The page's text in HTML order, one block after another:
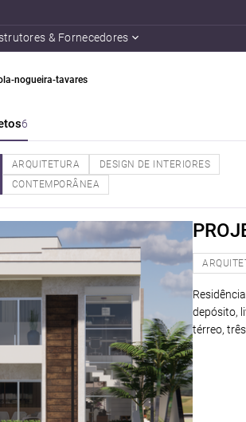
& Fornecedores
nogueira-tavares
6
ARQUITETURA DESIGN DE INTERIORES
CONTEMPORÂNEA
depósito,
térreo,